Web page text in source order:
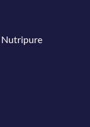
Nutripure